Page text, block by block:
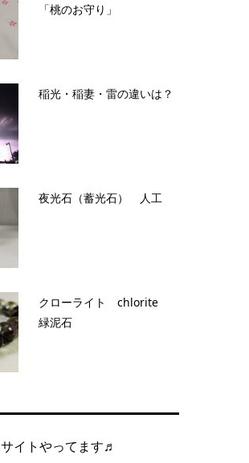
「桃のお守り」
稲光・稲妻・雷の違いは？
夜光石（蓄光石） 人工
クローライト chlorite
緑泥石
サイトやってます♬